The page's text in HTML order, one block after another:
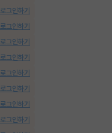
로그인하기
로그인하기
로그인하기
로그인하기
로그인하기
로그인하기
로그인하기
로그인하기